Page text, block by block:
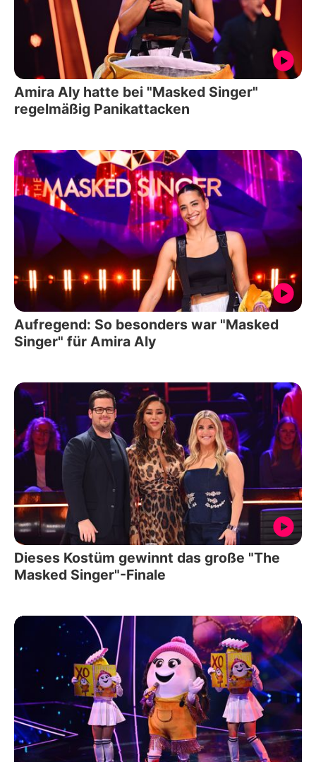
Amira Aly hatte bei "Masked Singer"
regelmäßig Panikattacken
Aufregend: So besonders war "Masked
Singer" für Amira Aly
Dieses Kostüm gewinnt das große "The
Masked Singer"-Finale